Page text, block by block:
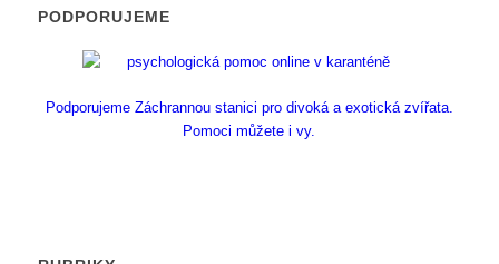
PODPORUJEME
Podporujeme Záchrannou stanici pro divoká a exotická zvířata.
Pomoci můžete i vy.